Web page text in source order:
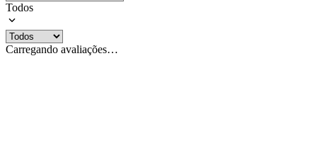
Todos
Carregando avaliações…